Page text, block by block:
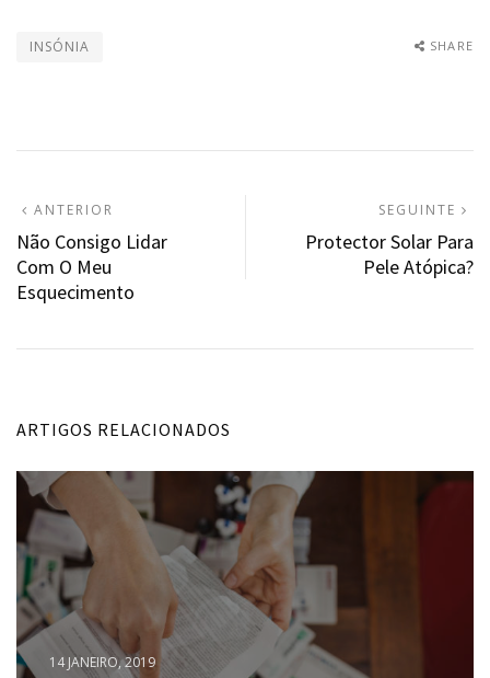
SHARE
INSÓNIA
Navegação
de
artigos
ANTERIOR
ANTERIOR:
Não Consigo Lidar
Com O Meu
Esquecimento
SEGUINTE
Protector Solar Para
Pele Atópica?
ARTIGOS RELACIONADOS
14 JANEIRO, 2019